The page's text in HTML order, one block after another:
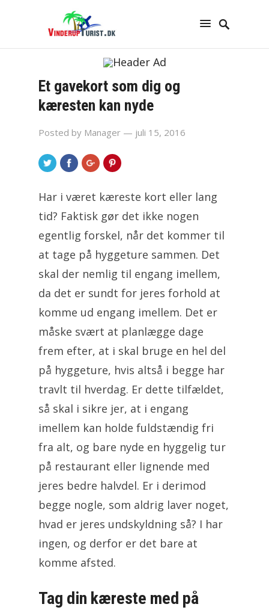
Et gavekort som dig og
kæresten kan nyde
Posted by Manager — juli 15, 2016
Har i været kæreste kort eller lang
tid? Faktisk gør det ikke nogen
egentlig forskel, når det kommer til
at tage på hyggeture sammen. Det
skal der nemlig til engang imellem,
da det er sundt for jeres forhold at
komme ud engang imellem. Det er
måske svært at planlægge dage
frem efter, at i skal bruge en hel del
på hyggeture, hvis altså i begge har
travlt til hverdag. Er dette tilfældet,
så skal i sikre jer, at i engang
imellem kan holde fuldstændig fri
fra alt, og bare nyde en hyggelig tur
på restaurant eller lignende med
jeres bedre halvdel. Er i derimod
begge nogle, som aldrig laver noget,
hvad er jeres undskyldning så? I har
ingen, og derfor er det bare at
komme afsted.
Tag din kæreste med på